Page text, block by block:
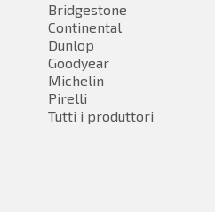
Bridgestone
Continental
Dunlop
Goodyear
Michelin
Pirelli
Tutti i produttori